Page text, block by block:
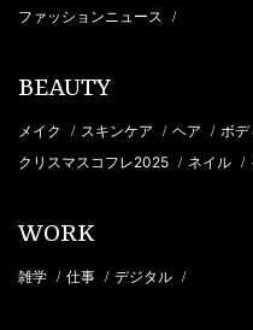
ファッションニュース /
BEAUTY
メイク / スキンケア / ヘア / ボデ
クリスマスコフレ2025 / ネイル /
WORK
雑学 / 仕事 / デジタル /